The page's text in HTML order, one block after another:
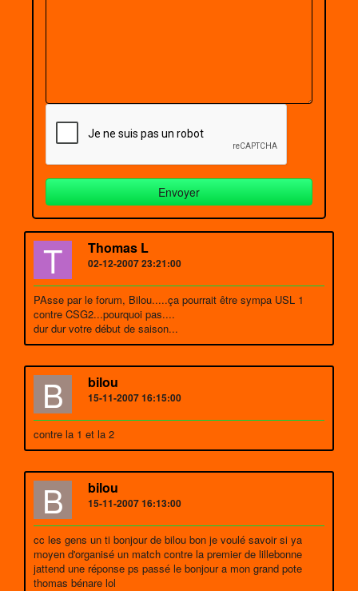
T Thomas L
02-12-2007 23:21:00
PAsse par le forum, Bilou.....ça pourrait être sympa USL 1
contre CSG2...pourquoi pas....
dur dur votre début de saison...
B bilou
15-11-2007 16:15:00
contre la 1 et la 2
B bilou
15-11-2007 16:13:00
cc les gens un ti bonjour de bilou bon je voulé savoir si ya
moyen d'organisé un match contre la premier de lillebonne
jattend une réponse ps passé le bonjour a mon grand pote
thomas bénare lol